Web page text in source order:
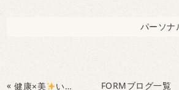
パーソナ
«健康×美 いつまでも健康に美しくいたい女性を応援 FORMブログ一覧